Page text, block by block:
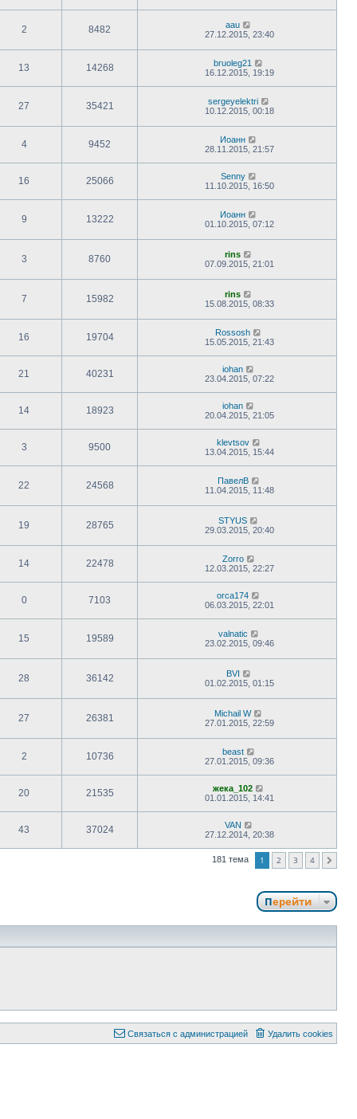
2 8482
aau
27.12.2015, 23:40
13 14268
bruoleg21
16.12.2015, 19:19
27 35421
sergeyelektri
10.12.2015, 00:18
4 9452
Иоанн
28.11.2015, 21:57
16 25066
Senny
11.10.2015, 16:50
9 13222
Иоанн
01.10.2015, 07:12
3 8760
rins
07.09.2015, 21:01
7 15982
rins
15.08.2015, 08:33
16 19704
Rossosh
15.05.2015, 21:43
21 40231
iohan
23.04.2015, 07:22
14 18923
iohan
20.04.2015, 21:05
3 9500
klevtsov
13.04.2015, 15:44
22 24568
ПавелВ
11.04.2015, 11:48
19 28765
STYUS
29.03.2015, 20:40
14 22478
Zorro
12.03.2015, 22:27
0 7103
orca174
06.03.2015, 22:01
15 19589
valnatic
23.02.2015, 09:46
28 36142
BVI
01.02.2015, 01:15
27 26381
Michail W
27.01.2015, 22:59
2 10736
beast
27.01.2015, 09:36
20 21535
жека_102
01.01.2015, 14:41
43 37024
VAN
27.12.2014, 20:38
181 тема 1 2 3 4
Перейти
Удалить cookies
Связаться с администрацией